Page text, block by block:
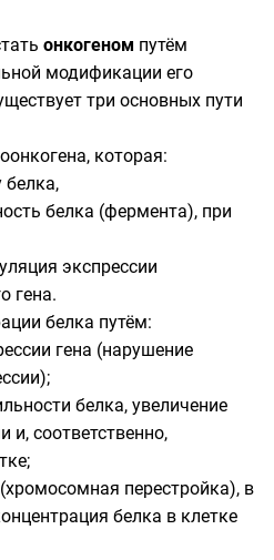
онкогеном путём
модификации его
три основных пути
которая:
белка,
белка (фермента), при
экспрессии
гена.
белка путём:
гена (нарушение
белка, увеличение
и, соответственно,
хромосомная перестройка), в
белка в клетке